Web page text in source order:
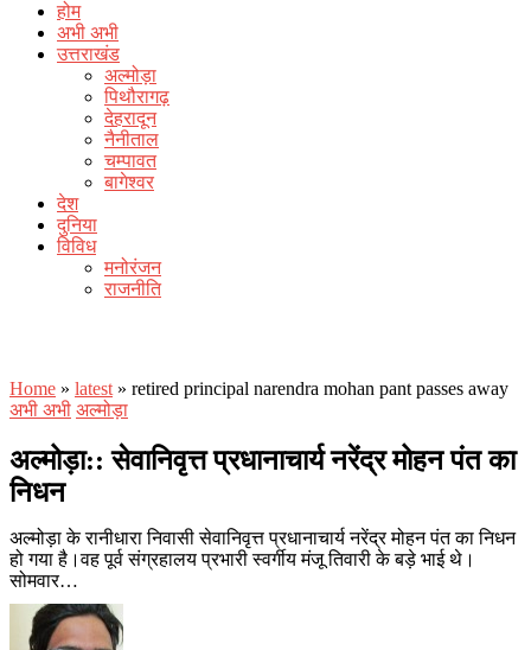
होम
अभी अभी
उत्तराखंड
अल्मोड़ा
पिथौरागढ़
देहरादून
नैनीताल
चम्पावत
बागेश्वर
देश
दुनिया
विविध
मनोरंजन
राजनीति
Home » latest » retired principal narendra mohan pant passes away
अभी अभी अल्मोड़ा
अल्मोड़ा:: सेवानिवृत्त प्रधानाचार्य नरेंद्र मोहन पंत का
निधन
अल्मोड़ा के रानीधारा निवासी सेवानिवृत्त प्रधानाचार्य नरेंद्र मोहन पंत का निधन
हो गया है।वह पूर्व संग्रहालय प्रभारी स्वर्गीय मंजू तिवारी के बड़े भाई थे।
सोमवार…